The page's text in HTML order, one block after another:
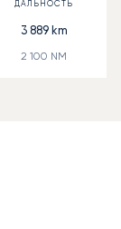
3 889km
2 100 NM